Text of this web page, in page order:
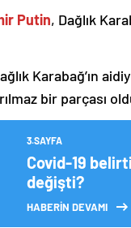
Putin, Dağlık
Karabağ’ın
bir parçası
3.SAYFA
Covid-19
değişti?
HABERİN DEVAMI